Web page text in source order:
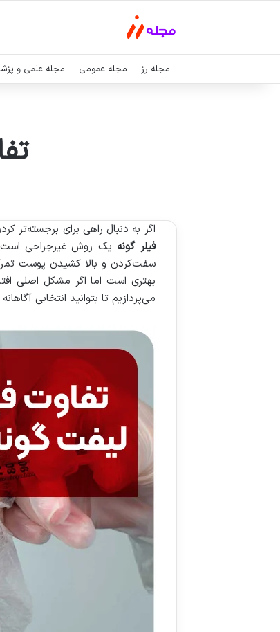
مجله رز مجله عمومی مجله علمی و
اگر به دنبال راهی برای برجسته‌تر
فیلر گونه یک روش غیرجراحی است
سفت‌کردن و بالا کشیدن پوست
بهتری است اما اگر مشکل اصلی
می‌پردازیم تا بتوانید انتخابی